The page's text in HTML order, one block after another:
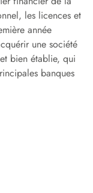
les licences et
année
une société
bien établie, qui
banques